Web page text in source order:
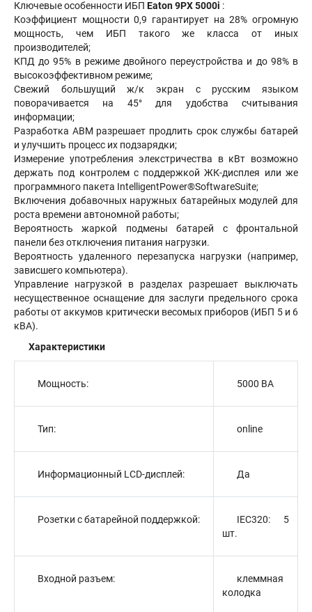
Ключевые особенности ИБП Eaton 9PX 5000i :
Коэффициент мощности 0,9 гарантирует на 28% огромную
мощность, чем ИБП такого же класса от иных
производителей;
КПД до 95% в режиме двойного переустройства и до 98% в
высокоэффективном режиме;
Свежий большущий ж/к экран с русским языком
поворачивается на 45° для удобства считывания
информации;
Разработка ABM разрешает продлить срок службы батарей
и улучшить процесс их подзарядки;
Измерение употребления элекстричества в кВт возможно
держать под контролем с поддержкой ЖК-дисплея или же
программного пакета IntelligentPower®SoftwareSuite;
Включения добавочных наружных батарейных модулей для
роста времени автономной работы;
Вероятность жаркой подмены батарей с фронтальной
панели без отключения питания нагрузки.
Вероятность удаленного перезапуска нагрузки (например,
зависшего компьютера).
Управление нагрузкой в разделах разрешает выключать
несущественное оснащение для заслуги предельного срока
работы от аккумов критически весомых приборов (ИБП 5 и 6
кВА).
Характеристики
Мощность: 5000 ВA
Тип: online
Информационный LCD-дисплей: Да
Розетки с батарейной поддержкой:
IEC320: 5
шт.
Входной разъем:
клеммная
колодка